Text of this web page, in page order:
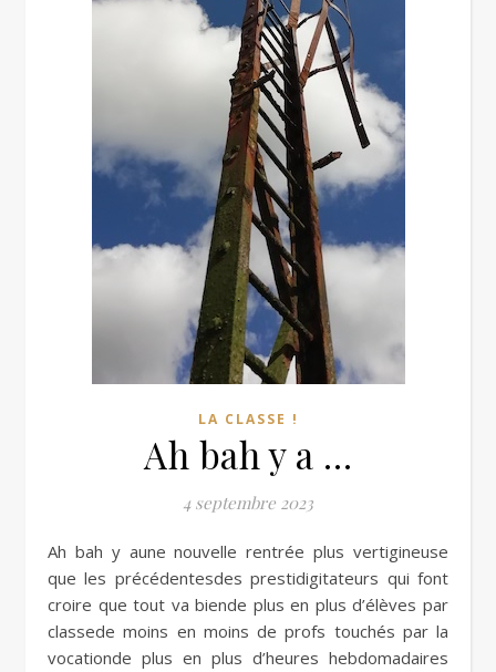
LA CLASSE !
Ah bah y a …
4 septembre 2023
Ah bah y aune nouvelle rentrée plus vertigineuse
que les précédentesdes prestidigitateurs qui font
croire que tout va biende plus en plus d’élèves par
classede moins en moins de profs touchés par la
vocationde plus en plus d’heures hebdomadaires